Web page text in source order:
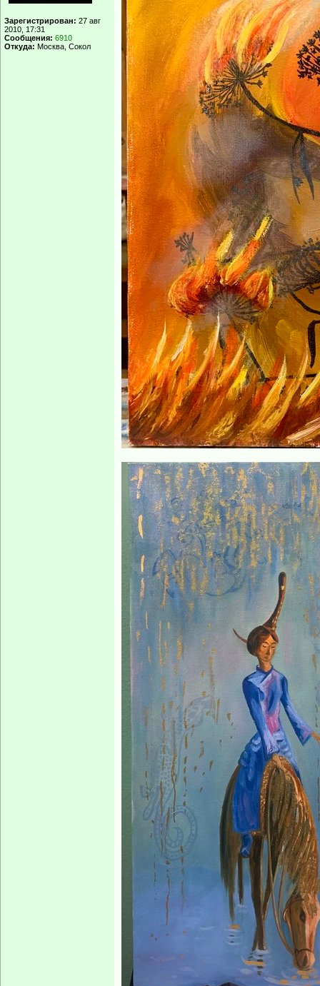
Зарегистрирован: 27 авг
2010, 17:31
Сообщения: 6910
Откуда: Москва, Сокол